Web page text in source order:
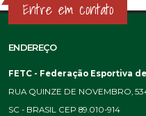
Entre em contato
ENDEREÇO
FETC - Federação Esportiva
RUA QUINZE DE NOVEMBRO,
SC - BRASIL CEP 89.010-914